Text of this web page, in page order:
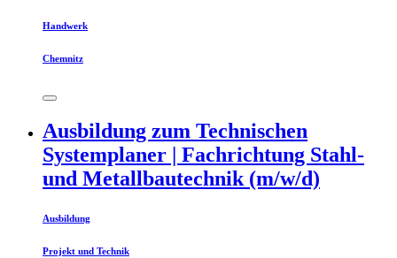
Handwerk
Chemnitz
Ausbildung zum Technischen
Systemplaner | Fachrichtung Stahl-
und Metallbautechnik (m/w/d)
Ausbildung
Projekt und Technik